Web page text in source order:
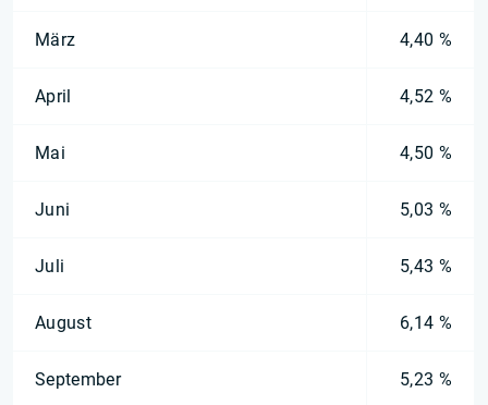
März 4,40 %
April 4,52 %
Mai 4,50 %
Juni 5,03 %
Juli 5,43 %
August 6,14 %
September 5,23 %